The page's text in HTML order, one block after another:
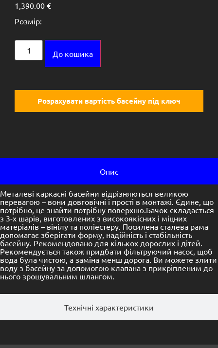
1,390.00 €
Розмір:
До кошика
Розрахувати вартість басейну під ключ
Опис
Технічні характеристики
Металеві каркасні басейни відрізняються великою
перевагою – вони довговічні і прості в монтажі. Єдине, що
потрібно, це знайти потрібну поверхню.Бачок складається
з 3-х шарів, виготовлених з високоякісних і міцних
матеріалів – вінілу та поліестеру. Посилена сталева рама
допомагає зберігати форму, надійність і стабільність
басейну. Рекомендовано для кількох дорослих і дітей.
Рекомендується також придбати фільтруючий насос, щоб
вода була чистою, а заміна менш дорога. Ви можете злити
воду з басейну за допомогою клапана з прикріпленим до
нього зрошувальним шлангом.